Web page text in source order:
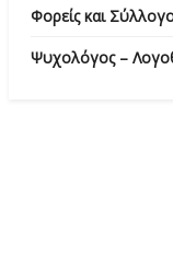
Φορείς και
Ψυχολόγος –